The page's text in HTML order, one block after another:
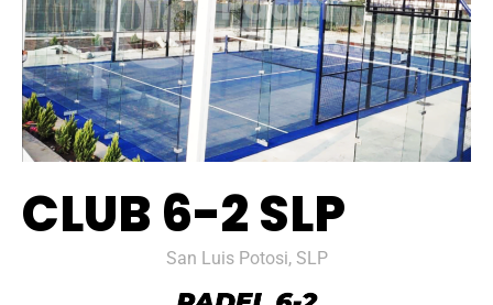
CLUB 6-2 SLP
San Luis Potosi, SLP